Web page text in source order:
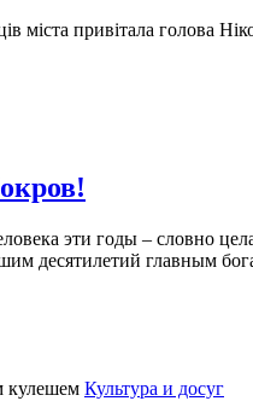
привітала голова
эти годы – словно
десятилетий главным
Культура и досуг